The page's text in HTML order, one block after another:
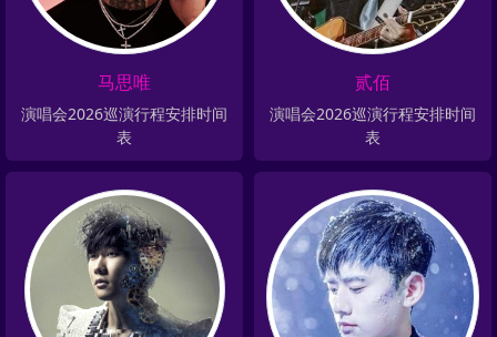
马思唯
演唱会2026巡演行程安排时间
表
贰佰
演唱会2026巡演行程安排时间
表